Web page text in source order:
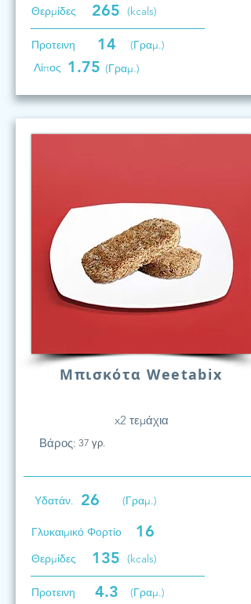
Θερμίδες
265 (kcals)
Προτεινη 14
(Γραμ.)
Λίπος 1.75 (Γραμ.)
Μπισκότα Weetabix
x2 τεμάχια
Βάρος: 37 γρ.
Υδατάν. 26 (Γραμ.)
Γλυκαιμικό Φορτίο 16
Θερμίδες 135 (kcals)
Προτεινη 4.3
(Γραμ.)